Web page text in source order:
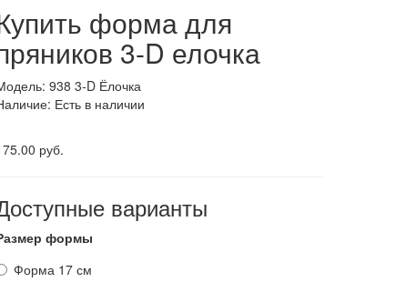
форма для
3-D елочка
938 3-D Ёлочка
Есть в наличии
руб.
варианты
формы
Форма 17 см